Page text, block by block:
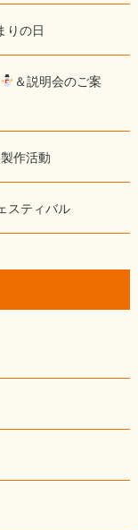
りの日
＆説明会のご案
作活動
スティバル